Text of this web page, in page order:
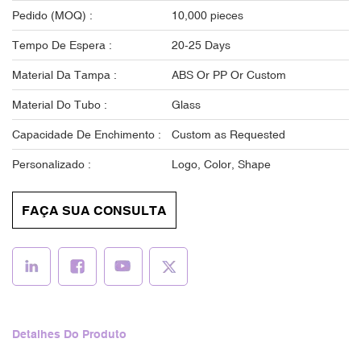
Pedido (MOQ) : 10,000 pieces
Tempo De Espera : 20-25 Days
Material Da Tampa : ABS Or PP Or Custom
Material Do Tubo : Glass
Capacidade De Enchimento : Custom as Requested
Personalizado : Logo, Color, Shape
FAÇA SUA CONSULTA
AGORA
Detalhes Do Produto